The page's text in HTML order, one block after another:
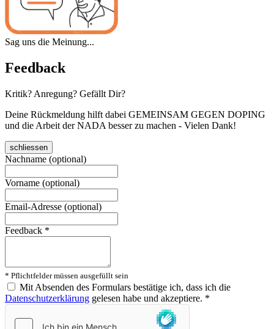
Sag uns die Meinung...
Feedback
Kritik? Anregung? Gefällt Dir?
Deine Rückmeldung hilft dabei GEMEINSAM GEGEN DOPING
und die Arbeit der NADA besser zu machen - Vielen Dank!
schliessen
Nachname (optional)
Vorname (optional)
Email-Adresse (optional)
Feedback *
* Pflichtfelder müssen ausgefüllt sein
Mit Absenden des Formulars bestätige ich, dass ich die
Datenschutzerklärung gelesen habe und akzeptiere. *